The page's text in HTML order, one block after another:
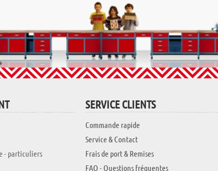
- particuliers
SERVICE CLIENTS
Commande rapide
Service & Contact
Frais de port & Remises
FAQ - Questions fréquentes